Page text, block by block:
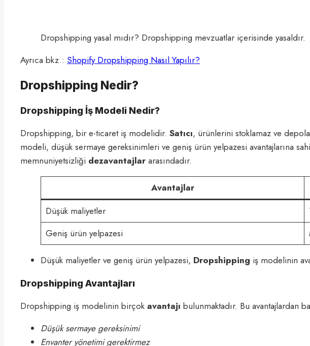
Dropshipping yasal mıdır? Dropshipping mevzuatlar içerisinde yasaldır.
Ayrıca bkz.: Shopify Dropshipping Nasıl Yapılır?
Dropshipping Nedir?
Dropshipping İş Modeli Nedir?
Dropshipping, bir e-ticaret iş modelidir. Satıcı, ürünlerini stoklamaz ve
modeli, düşük sermaye gereksinimleri ve geniş ürün yelpazesi avantajlarına
memnuniyetsizliği dezavantajlar arasındadır.
Avantajlar
Düşük maliyetler
Geniş ürün yelpazesi
Düşük maliyetler ve geniş ürün yelpazesi, Dropshipping iş modelinin
Dropshipping Avantajları
Dropshipping iş modelinin birçok avantajı bulunmaktadır. Bu avantajlardan
Düşük sermaye gereksinimi
Envanter yönetimi gerektirmez